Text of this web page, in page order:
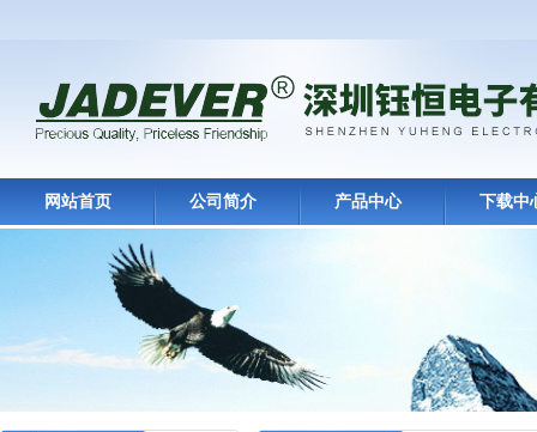
网站首页 公司简介 产品中心 下载中